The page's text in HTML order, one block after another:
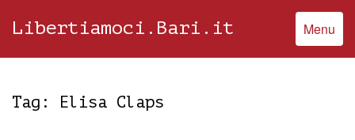
Libertiamoci.Bari.it Menu
Tag: Elisa Claps